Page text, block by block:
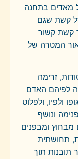
מאדים בתחנה
קשת שגם
קשת קשור
המטרה של
זרימה
לפיהם האדם
ולפיו, ולפלוט
ונושף
ומבפנים
תחושתית
תובנות תוך